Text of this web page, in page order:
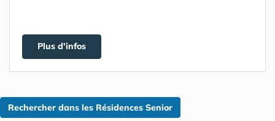
Plus d'infos
Rechercher dans les Résidences Senior